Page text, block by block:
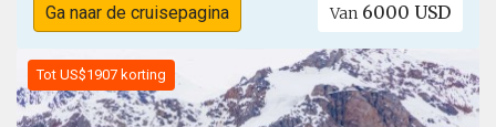
Ga naar de cruisepagina Van 6000 USD
Tot US$1907 korting